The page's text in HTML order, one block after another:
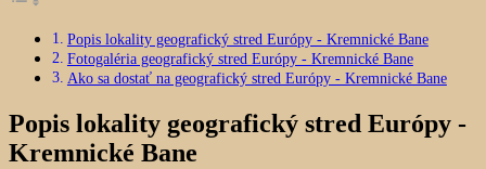
Popis lokality geografický stred Európy - Kremnické Bane
Fotogaléria geografický stred Európy - Kremnické Bane
Ako sa dostať na geografický stred Európy - Kremnické Bane
Popis lokality geografický stred Európy -
Kremnické Bane